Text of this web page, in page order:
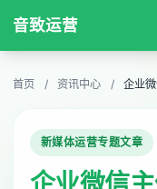
音致运营
首页 / 资讯中心 /
新媒体运营专题文章